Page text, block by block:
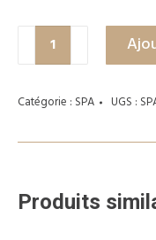
quantité
SPA
-
personnes
avec
Catégorie : SPA UGS :
Produits